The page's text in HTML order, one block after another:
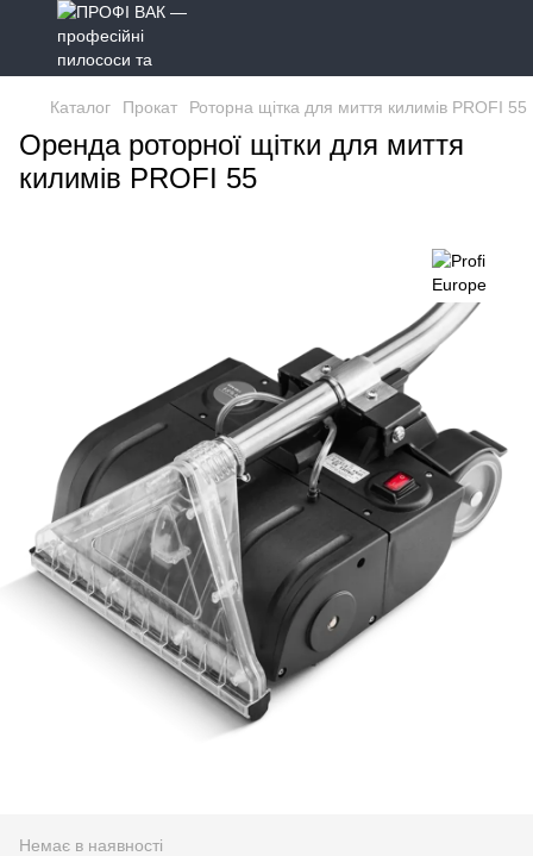
Каталог Прокат Роторна щітка для миття килимів PROFI 55
Оренда роторної щітки для миття
килимів PROFI 55
Немає в наявності